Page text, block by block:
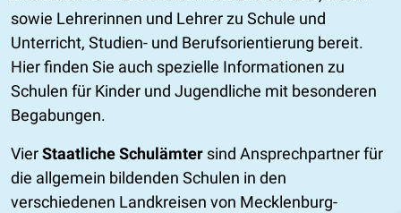
sowie Lehrerinnen und Lehrer zu Schule und
Unterricht, Studien- und Berufsorientierung bereit.
Hier finden Sie auch spezielle Informationen zu
Schulen für Kinder und Jugendliche mit besonderen
Begabungen.
VierStaatliche Schulämter sind Ansprechpartner für
die allgemein bildenden Schulen in den
verschiedenen Landkreisen von Mecklenburg-